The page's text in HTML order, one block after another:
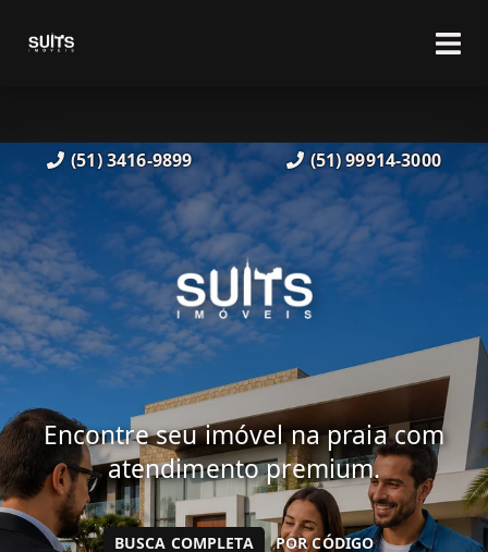
(51) 3416-9899 (51) 99914-3000
Encontre seu imóvel na praia com
atendimento premium.
BUSCA COMPLETA POR CÓDIGO